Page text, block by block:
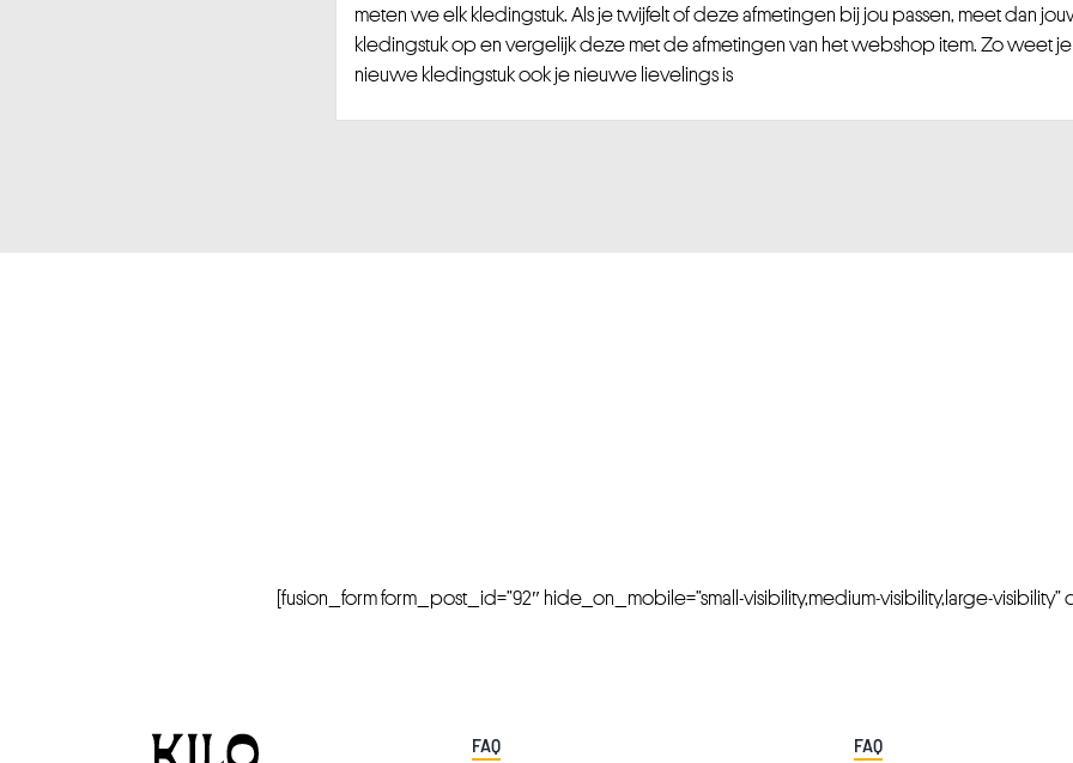
meten we elk kledingstuk. Als je twijfelt of deze afmetingen bij jou passen, meet dan
kledingstuk op en vergelijk deze met de afmetingen van het webshop item. Zo weet
nieuwe kledingstuk ook je nieuwe lievelings is
[fusion_form form_post_id=”92″ hide_on_mobile=”small-visibility,medium-visibility,large-visibility”
FAQ FAQ